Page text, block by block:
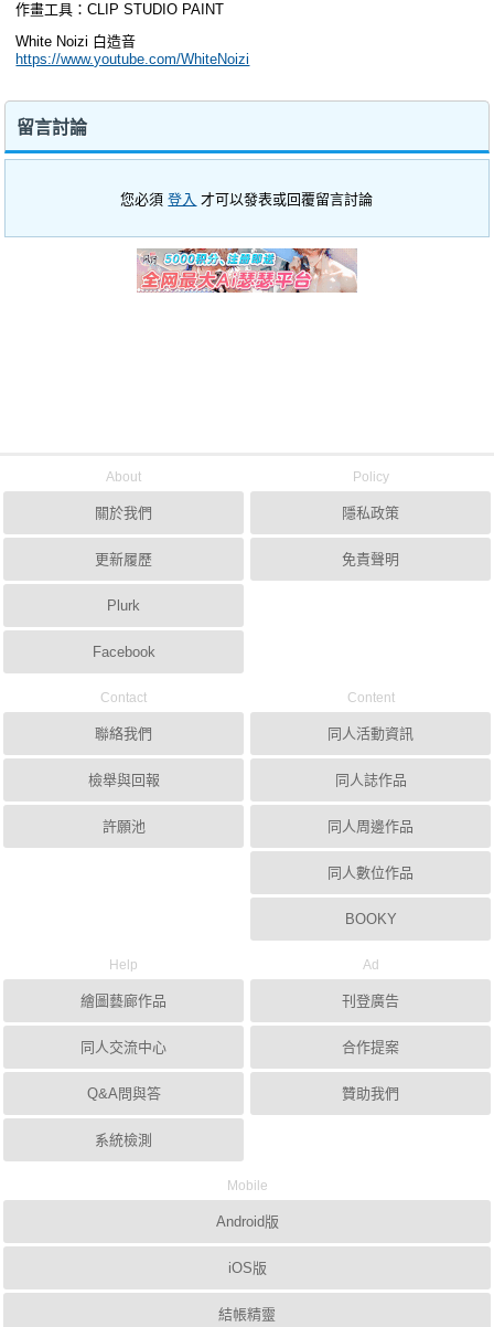
作畫工具：CLIP STUDIO PAINT
White Noizi 白造音
https://www.youtube.com/WhiteNoizi
留言討論
您必須登入 才可以發表或回覆留言討論
About
關於我們
更新履歷
Plurk
Facebook
Policy
隱私政策
免責聲明
Contact
聯絡我們
檢舉與回報
許願池
Content
同人活動資訊
同人誌作品
同人周邊作品
同人數位作品
BOOKY
Help
繪圖藝廊作品
同人交流中心
Q&A問與答
系統檢測
Ad
刊登廣告
合作提案
贊助我們
Mobile
Android版
iOS版
結帳精靈